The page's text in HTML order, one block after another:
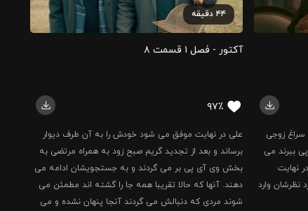
زوجی
ببرند می
نهایت
نظرشان وارد
۴۴ دقیقه
آکتور - فصل ۱ قسمت ‍۸
۹۷٪
علی در نهایت موفق می شود خودش را به آن طرف دیوار
برساند و بعد از تجدید گریم صبح زود به همراه مرتضی به
بخش وی آی پی بر می گردند و به جستجویشان ادامه می
دهند. آنها که حالا تقریبا همه جا را گشته اند مطمئن می
شوند مردی که دنبالش می گردند آنجا پنهان نشده و می